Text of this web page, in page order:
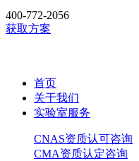
400-772-2056
获取方案
首页
关于我们
实验室服务
CNAS资质认可咨询
CMA资质认定咨询